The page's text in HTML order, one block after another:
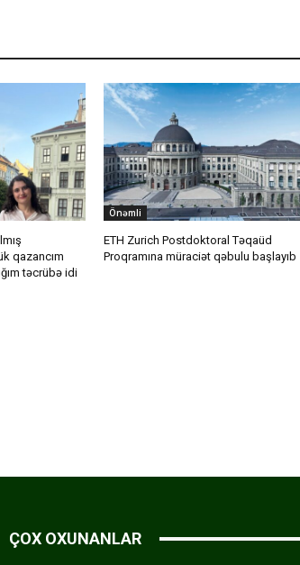
qazancım
təcrübə idi
Önəmli
ETH Zurich Postdoktoral Təqaüd
Proqramına müraciət qəbulu başlayıb
ÇOX OXUNANLAR